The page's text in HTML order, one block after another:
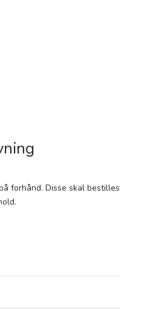
forhånd. Disse skal bestilles